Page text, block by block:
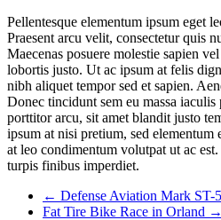
Pellentesque elementum ipsum eget
Praesent arcu velit, consectetur quis
Maecenas posuere molestie sapien
lobortis justo. Ut ac ipsum at felis
nibh aliquet tempor sed et sapien.
Donec tincidunt sem eu massa iaculis
porttitor arcu, sit amet blandit justo
ipsum at nisi pretium, sed
at leo condimentum volutpat ut ac
turpis finibus imperdiet.
← Defense Aviation Mark ST-
Fat Tire Bike Race in Orland →